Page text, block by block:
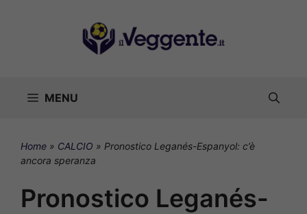
MENU
Home » CALCIO » Pronostico Leganés-Espanyol: c’è
ancora speranza
Pronostico Leganés-